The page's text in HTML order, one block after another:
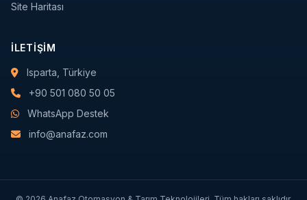
Site Haritası
İLETIŞIM
Isparta, Türkiye
+90 501 080 50 05
WhatsApp Destek
info@anafaz.com